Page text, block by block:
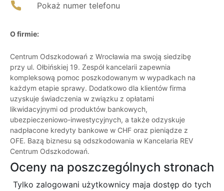
Pokaż numer telefonu
O firmie:
Centrum Odszkodowań z Wrocławia ma swoją siedzibę
przy ul. Ołbińskiej 19. Zespół kancelarii zapewnia
kompleksową pomoc poszkodowanym w wypadkach na
każdym etapie sprawy. Dodatkowo dla klientów firma
uzyskuje świadczenia w związku z opłatami
likwidacyjnymi od produktów bankowych,
ubezpieczeniowo-inwestycyjnych, a także odzyskuje
nadpłacone kredyty bankowe w CHF oraz pieniądze z
OFE. Bazą biznesu są odszkodowania w Kancelaria REV
Centrum Odszkodowań.
Oceny na poszczególnych stronach
Tylko zalogowani użytkownicy maja dostęp do tych